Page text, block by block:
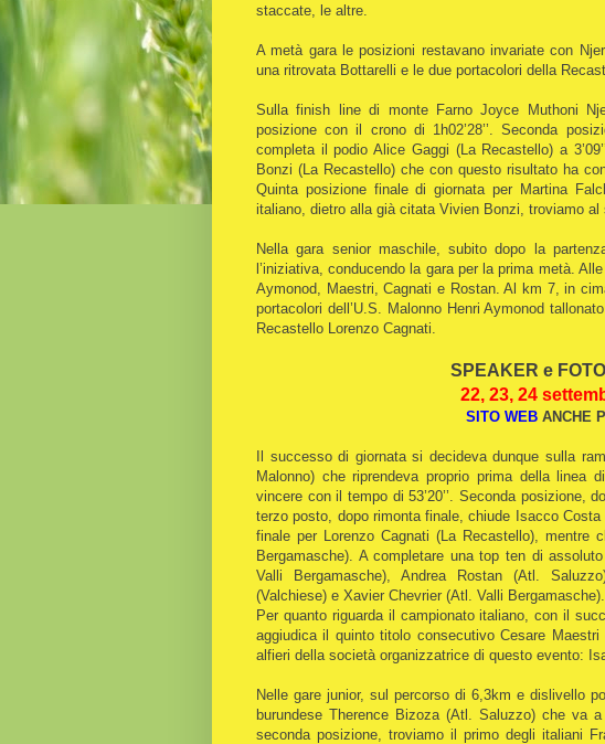
staccate, le altre.
A metà gara le posizioni restavano invariate con
una ritrovata Bottarelli e le due portacolori della
Sulla finish line di monte Farno Joyce Muthoni
posizione con il crono di 1h02’28’’. Seconda
completa il podio Alice Gaggi (La Recastello) a
Bonzi (La Recastello) che con questo risultato ha
Quinta posizione finale di giornata per Martina
italiano, dietro alla già citata Vivien Bonzi, troviamo
Nella gara senior maschile, subito dopo la
l’iniziativa, conducendo la gara per la prima metà.
Aymonod, Maestri, Cagnati e Rostan. Al km 7, in
portacolori dell’U.S. Malonno Henri Aymonod
Recastello Lorenzo Cagnati.
SPEAKER e
22, 23, 24
SITO WEB ANCHE
Il successo di giornata si decideva dunque sulla
Malonno) che riprendeva proprio prima della linea
vincere con il tempo di 53’20’’. Seconda posizione,
terzo posto, dopo rimonta finale, chiude Isacco
finale per Lorenzo Cagnati (La Recastello), mentre
Bergamasche). A completare una top ten di
Valli Bergamasche), Andrea Rostan (Atl.
(Valchiese) e Xavier Chevrier (Atl. Valli Bergamasche).
Per quanto riguarda il campionato italiano, con il
aggiudica il quinto titolo consecutivo Cesare
alfieri della società organizzatrice di questo evento:
Nelle gare junior, sul percorso di 6,3km e dislivello
burundese Therence Bizoza (Atl. Saluzzo) che va
seconda posizione, troviamo il primo degli italiani